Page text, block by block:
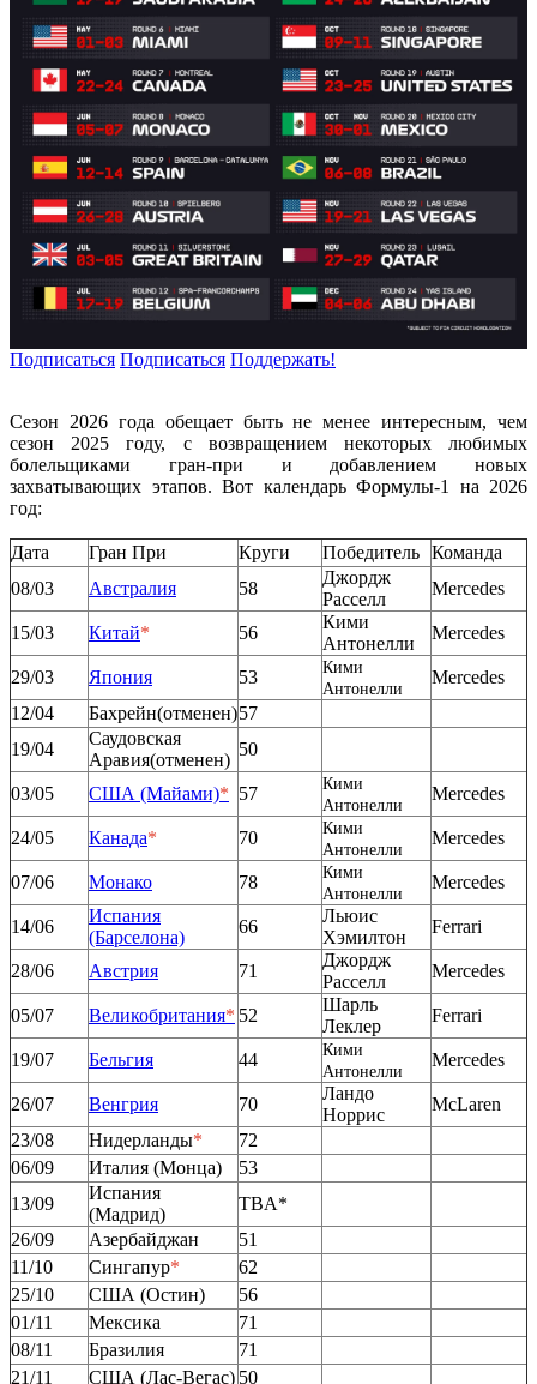
Подписаться Подписаться Поддержать!
Сезон 2026 года обещает быть не менее интересным, чем
сезон 2025 году, с возвращением некоторых любимых
болельщиками гран-при и добавлением новых
захватывающих этапов. Вот календарь Формулы-1 на 2026
год:
Дата Гран При Круги Победитель Команда
08/03
Австралия 58
Джордж
Расселл
Mercedes
15/03 Китай* 56
Кими
Антонелли
Mercedes
29/03 Япония 53
Кими
Антонелли
Mercedes
12/04
Бахрейн(отменен)57
19/04
Саудовская
Аравия(отменен)
50
03/05 США (Майами)* 57
Кими
Антонелли
Mercedes
24/05 Канада* 70
Кими
Антонелли
Mercedes
07/06 Монако 78
Кими
Антонелли
Mercedes
14/06
Испания
(Барселона)
66
Льюис
Хэмилтон
Ferrari
28/06 Австрия 71
Джордж
Расселл
Mercedes
05/07 Великобритания* 52
Шарль
Леклер
Ferrari
19/07 Бельгия 44
Кими
Антонелли
Mercedes
26/07 Венгрия 70
Ландо
Норрис
McLaren
23/08
Нидерланды*
72
06/09
Италия (Монца)
53
13/09
Испания
(Мадрид)
TBA*
26/09
Азербайджан
51
11/10
Сингапур*
62
25/10
США (Остин)
56
01/11
Мексика
71
08/11
Бразилия
71
21/11
США (Лас-Вегас) 50